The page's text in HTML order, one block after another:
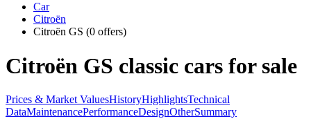
Car
Citroën
Citroën GS (0 offers)
Citroën GS classic cars for sale
Prices & Market ValuesHistoryHighlightsTechnical
DataMaintenancePerformanceDesignOtherSummary